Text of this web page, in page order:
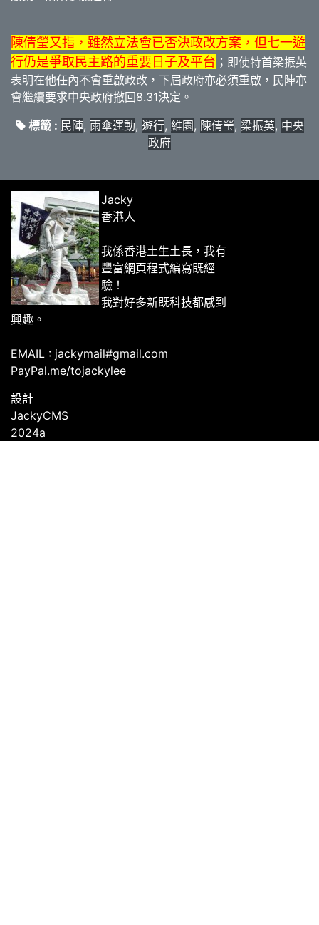
陳倩瑩又指，雖然立法會已否決政改方案，但七一遊
行仍是爭取民主路的重要日子及平台 ；即使特首梁振英
表明在他任內不會重啟政改，下屆政府亦必須重啟，民陣亦
會繼續要求中央政府撤回8.31決定。
標籤 : 民陣, 雨傘運動, 遊行, 維園, 陳倩瑩, 梁振英, 中央
政府
Jacky
香港人
我係香港土生土長，我有
豐富網頁程式編寫既經
驗！
我對好多新既科技都感到
興趣。
EMAIL : jackymail#gmail.com
PayPal.me/tojackylee
設計
JackyCMS
2024a